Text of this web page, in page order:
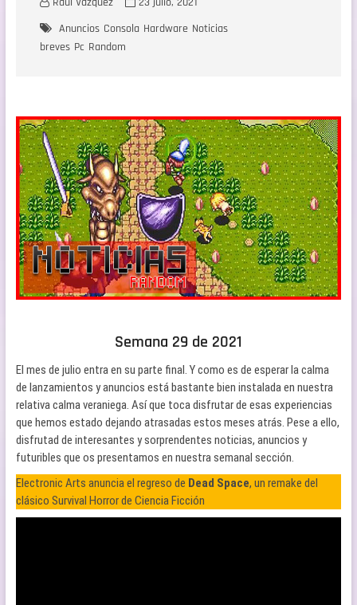
Anuncios Consola Hardware Noticias
breves Pc Random
Semana 29 de 2021
El mes de julio entra en su parte final. Y como es de esperar la calma
de lanzamientos y anuncios está bastante bien instalada en nuestra
relativa calma veraniega. Así que toca disfrutar de esas experiencias
que hemos estado dejando atrasadas estos meses atrás. Pese a ello,
disfrutad de interesantes y sorprendentes noticias, anuncios y
futuribles que os presentamos en nuestra semanal sección.
Electronic Arts anuncia el regreso de Dead Space, un remake del
clásico Survival Horror de Ciencia Ficción